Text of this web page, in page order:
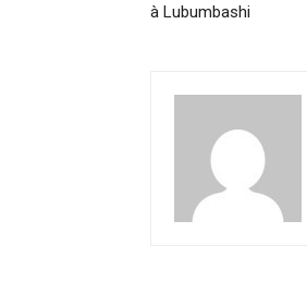
à Lubumbashi